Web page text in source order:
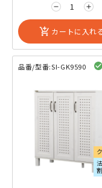
remove add
add_shopping_cart カートに入れ
品番/型番:SI-GK9590